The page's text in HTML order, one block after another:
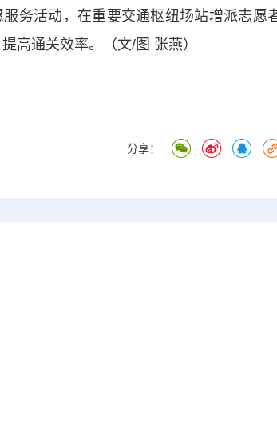
服务活动，在重要交通枢纽场站增派志愿
高通关效率。（文/图 张燕）
分享：